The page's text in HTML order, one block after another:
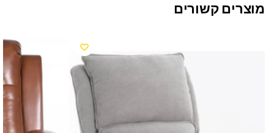
מוצרים קשורים